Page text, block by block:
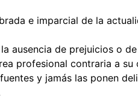
e imparcial de la
ausencia de prejuicios o
profesional contraria a su
y jamás las ponen